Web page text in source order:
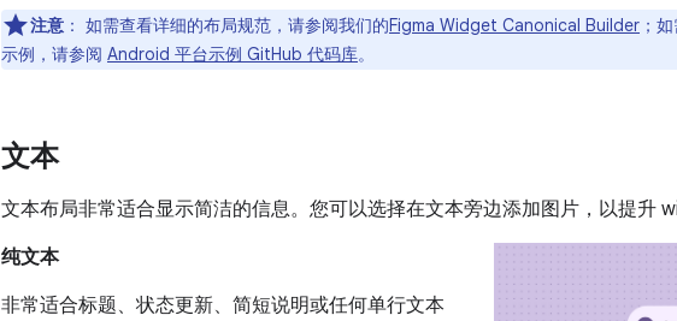
注意 ： 如需查看详细的布局规范，请参阅我们的Figma Widget Canonical Builder ；
示例，请参阅 Android 平台示例 GitHub 代码库。
文本
文本布局非常适合显示简洁的信息。您可以选择在文本旁边添加图片，以提升
纯文本
非常适合标题、状态更新、简短说明或任何单行文本